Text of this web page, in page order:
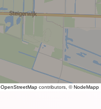
OpenStreetMap contributors, ©NodeMapp